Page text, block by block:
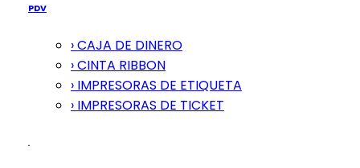
PDV
› CAJA DE DINERO
› CINTA RIBBON
› IMPRESORAS DE ETIQUETA
› IMPRESORAS DE TICKET